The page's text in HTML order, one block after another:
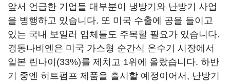
앞서 언급한 기업들 대부분이 냉방기와 난방기 사업
을 병행하고 있습니다. 또 미국 수출에 공을 들이고
있는 국내 보일러 업체들도 주목할 필요가 있습니다.
경동나비엔은 미국 가스형 순간식 온수기 시장에서
일본 린나이(33%)를 제치고 1위에 올랐습니다. 하반
기 중엔 히트펌프 제품을 출시할 예정이어서, 난방기